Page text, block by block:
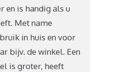
en is handig als u
Met name
in huis en voor
bijv. de winkel. Een
is groter, heeft